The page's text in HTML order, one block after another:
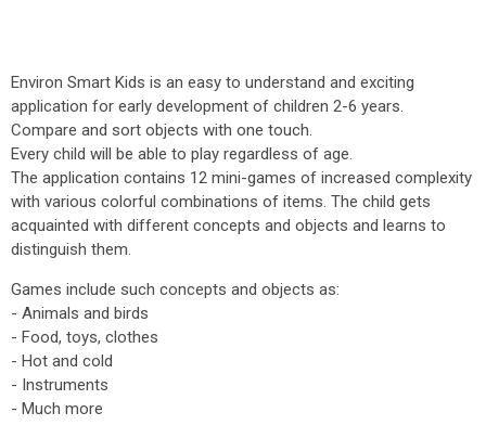
Environ Smart Kids is an easy to understand and exciting
application for early development of children 2-6 years.
Compare and sort objects with one touch.
Every child will be able to play regardless of age.
The application contains 12 mini-games of increased complexity
with various colorful combinations of items. The child gets
acquainted with different concepts and objects and learns to
distinguish them.
Games include such concepts and objects as:
- Animals and birds
- Food, toys, clothes
- Hot and cold
- Instruments
- Much more